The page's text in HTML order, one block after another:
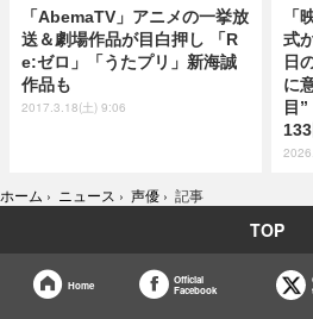
「AbemaTV」アニメの一挙放
送＆劇場作品が目白押し 「R
e:ゼロ」「うたプリ」新海誠
作品も
2017.3.18(土) 9:06
「
式
日
に
目
133
ホーム › ニュース › 声優 › 記事
TOP
Home
Official
Facebook